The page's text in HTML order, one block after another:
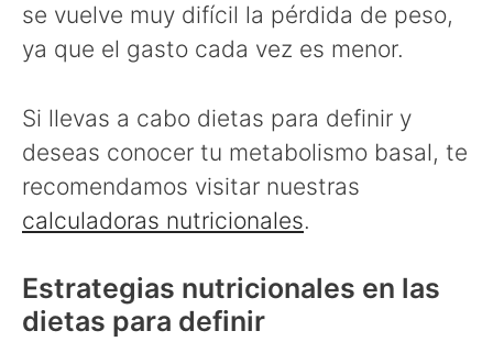
se vuelve muy difícil la pérdida de peso,
ya que el gasto cada vez es menor.
Si llevas a cabo dietas para definir y
deseas conocer tu metabolismo basal, te
recomendamos visitar nuestras
calculadoras nutricionales.
Estrategias nutricionales en las
dietas para definir